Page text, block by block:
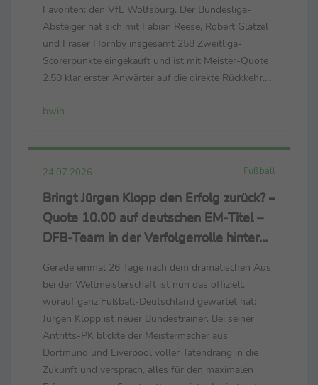
Favoriten: den VfL Wolfsburg. Der Bundesliga-
Absteiger hat sich mit Fabian Reese, Robert Glatzel
und Fraser Hornby insgesamt 258 Zweitliga-
Scorerpunkte eingekauft und ist mit Meister-Quote
2.50 klar erster Anwärter auf die direkte Rückkehr.
Nach dem verpatzten Schlussspurt in der
bwin
24.07.2026 Fußball
Bringt Jürgen Klopp den Erfolg zurück? –
Quote 10.00 auf deutschen EM-Titel –
DFB-Team in der Verfolgerrolle hinter
Gerade einmal 26 Tage nach dem dramatischen Aus
bei der Weltmeisterschaft ist nun das offiziell,
worauf ganz Fußball-Deutschland gewartet hat:
Jürgen Klopp ist neuer Bundestrainer. Bei seiner
Antritts-PK blickte der Meistermacher aus
Dortmund und Liverpool voller Tatendrang in die
Zukunft und versprach, alles für den maximalen